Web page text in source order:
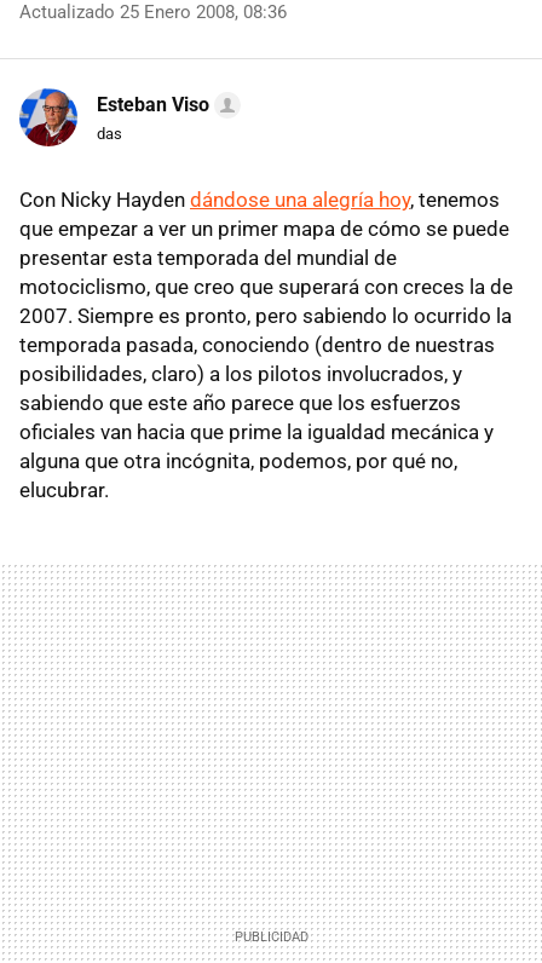
Actualizado 25 Enero 2008, 08:36
Esteban Viso
das
Con Nicky Hayden dándose una alegría hoy, tenemos
que empezar a ver un primer mapa de cómo se puede
presentar esta temporada del mundial de
motociclismo, que creo que superará con creces la de
2007. Siempre es pronto, pero sabiendo lo ocurrido la
temporada pasada, conociendo (dentro de nuestras
posibilidades, claro) a los pilotos involucrados, y
sabiendo que este año parece que los esfuerzos
oficiales van hacia que prime la igualdad mecánica y
alguna que otra incógnita, podemos, por qué no,
elucubrar.